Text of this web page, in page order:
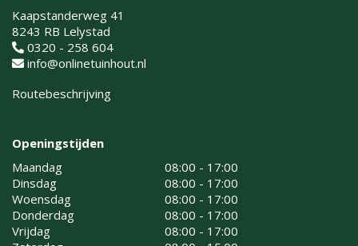
Kaapstanderweg 41
8243 RB Lelystad
0320 - 258 604
info@onlinetuinhout.nl
Routebeschrijving
Openingstijden
Maandag
08:00 - 17:00
Dinsdag
08:00 - 17:00
Woensdag
08:00 - 17:00
Donderdag
08:00 - 17:00
Vrijdag
08:00 - 17:00